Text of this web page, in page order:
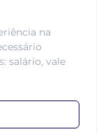
na
salário, vale